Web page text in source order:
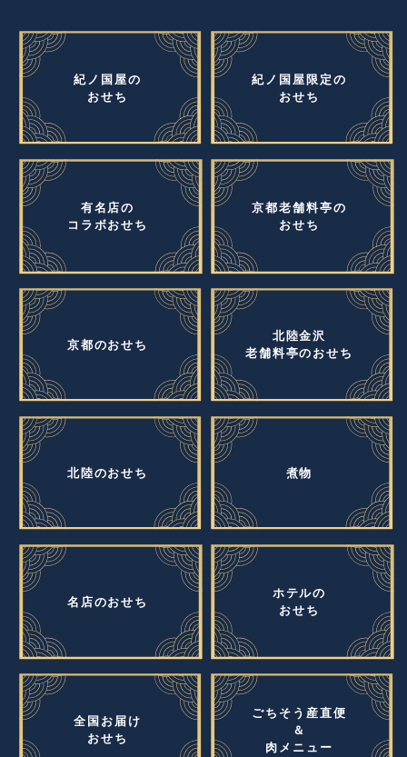
紀ノ国屋の
おせち
紀ノ国屋限定の
おせち
有名店の
コラボおせち
京都老舗料亭の
おせち
京都のおせち
北陸金沢
老舗料亭のおせち
北陸のおせち 煮物
名店のおせち
ホテルの
おせち
全国お届け
おせち
ごちそう産直便
＆
肉メニュー